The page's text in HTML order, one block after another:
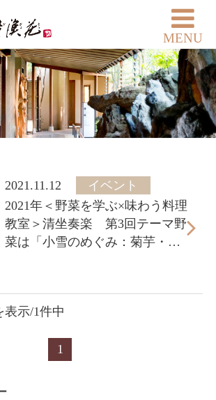
MENU
2021.11.12
イベント
2021年＜野菜を学ぶ×味わう料理
教室＞清坐奏楽 第3回テーマ野
菜は「小雪のめぐみ：菊芋・人
表示/1件中
1